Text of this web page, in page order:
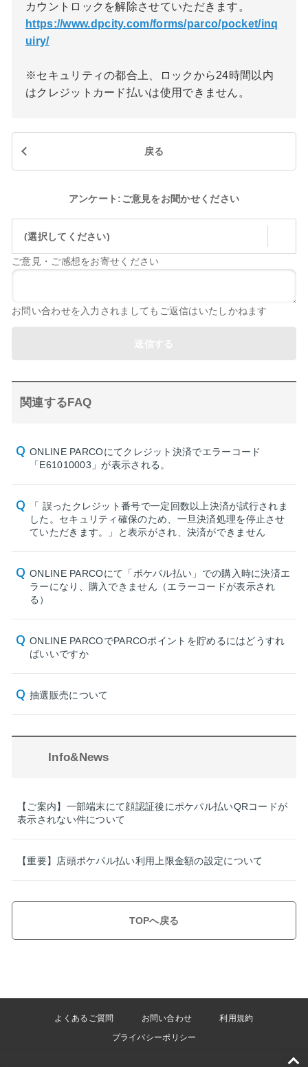
カウントロックを解除させていただきます。
https://www.dpcity.com/forms/parco/pocket/inq
uiry/
※セキュリティの都合上、ロックから24時間以内
はクレジットカード払いは使用できません。
戻る
アンケート:ご意見をお聞かせください
(選択してください)
ご意見・ご感想をお寄せください
お問い合わせを入力されましてもご返信はいたしかねます
関連するFAQ
ONLINE PARCOにてクレジット決済でエラーコード
「E61010003」が表示される。
「 誤ったクレジット番号で一定回数以上決済が試行されま
した。セキュリティ確保のため、一旦決済処理を停止させ
ていただきます。」と表示がされ、決済ができません
ONLINE PARCOにて「ポケパル払い」での購入時に決済エ
ラーになり、購入できません（エラーコードが表示され
る）
ONLINE PARCOでPARCOポイントを貯めるにはどうすれ
ばいいですか
抽選販売について
Info&News
【ご案内】一部端末にて顔認証後にポケパル払いQRコードが
表示されない件について
【重要】店頭ポケパル払い利用上限金額の設定について
TOPへ戻る
よくあるご質問 お問い合わせ
利用規約
プライバシーポリシー